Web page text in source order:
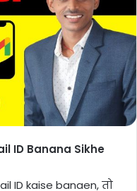
ID Banana Sikhe
ID kaise banaen, तो